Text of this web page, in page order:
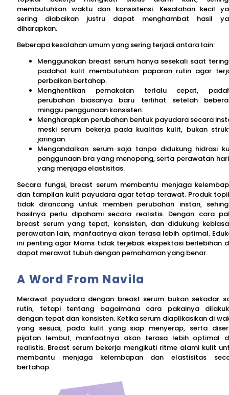
membutuhkan waktu dan konsistensi. Kesalahan kecil
sering diabaikan justru dapat menghambat hasil
diharapkan.
Beberapa kesalahan umum yang sering terjadi antara lain:
Menggunakan breast serum hanya sesekali saat
padahal kulit membutuhkan paparan rutin agar
perbaikan bertahap.
Menghentikan pemakaian terlalu cepat,
perubahan biasanya baru terlihat setelah
minggu penggunaan konsisten.
Mengharapkan perubahan bentuk payudara secara
meski serum bekerja pada kualitas kulit, bukan
jaringan.
Mengandalkan serum saja tanpa didukung hidrasi
penggunaan bra yang menopang, serta perawatan
yang menjaga elastisitas.
Secara fungsi, breast serum membantu menjaga
dan tampilan kulit payudara agar tetap terawat. Produk
tidak dirancang untuk memberi perubahan instan,
hasilnya perlu dipahami secara realistis. Dengan cara
breast serum yang tepat, konsisten, dan didukung
perawatan lain, manfaatnya akan terasa lebih optimal.
ini penting agar Mams tidak terjebak ekspektasi berlebihan
dapat merawat tubuh dengan pemahaman yang benar.
A Word From Navila
Merawat payudara dengan breast serum bukan sekadar
rutin, tetapi tentang bagaimana cara pakainya
dengan tepat dan konsisten. Ketika serum diaplikasikan di
yang sesuai, pada kulit yang siap menyerap, serta
pijatan lembut, manfaatnya akan terasa lebih optimal
realistis. Breast serum bekerja mengikuti ritme alami kulit
membantu menjaga kelembapan dan elastisitas
bertahap.